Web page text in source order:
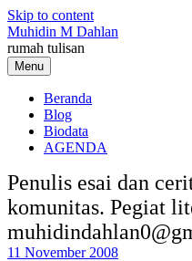
Skip to content
Muhidin M Dahlan
rumah tulisan
Menu
Beranda
Blog
Biodata
AGENDA
Penulis esai dan
komunitas. Pegiat
11 November 2008